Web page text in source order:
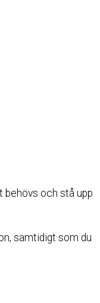
behövs och stå upp
samtidigt som du